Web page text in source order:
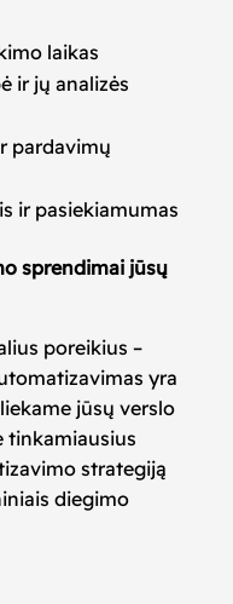
laikas
ir jų analizės
pardavimų
ir pasiekiamumas
sprendimai jūsų
poreikius –
yra
jūsų verslo
tinkamiausius
strategiją
diegimo